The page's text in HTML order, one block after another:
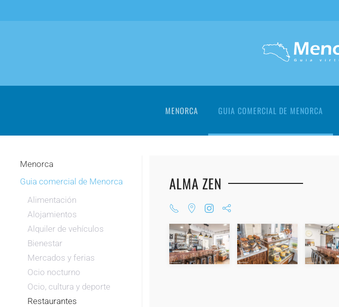
MENORCA GUIA COMERCIAL DE MENORCA
Menorca
Guia comercial de Menorca
Alimentación
Alojamientos
Alquiler de vehículos
Bienestar
Mercados y ferias
Ocio nocturno
Ocio, cultura y deporte
Restaurantes
ALMA ZEN
+ + +